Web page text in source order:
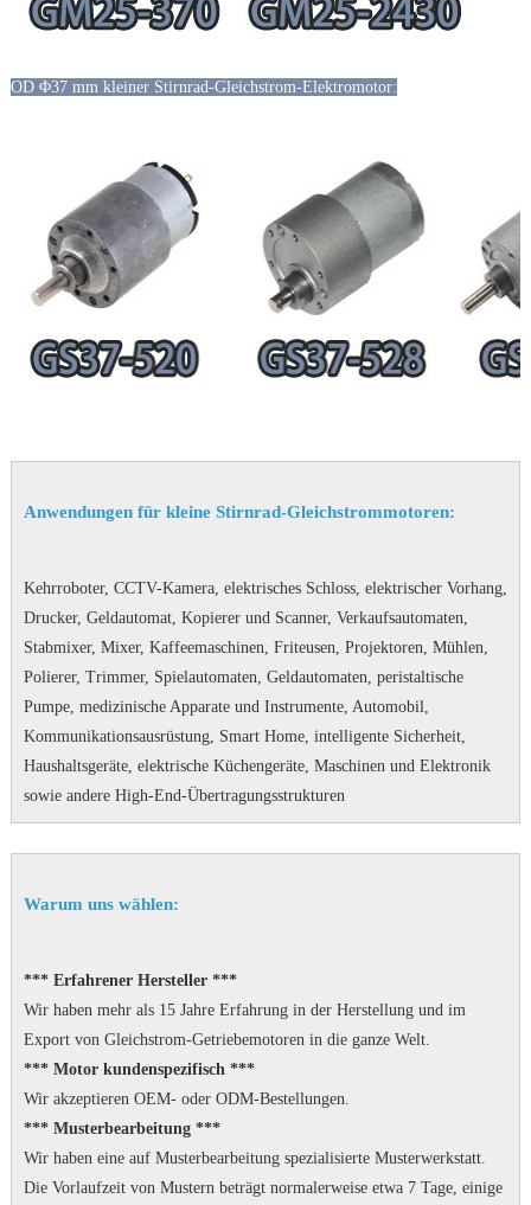
OD Φ37 mm kleiner Stirnrad-Gleichstrom-Elektromotor:
Anwendungen für kleine Stirnrad-Gleichstrommotoren:
Kehrroboter, CCTV-Kamera, elektrisches Schloss, elektrischer Vorhang,
Drucker, Geldautomat, Kopierer und Scanner, Verkaufsautomaten,
Stabmixer, Mixer, Kaffeemaschinen, Friteusen, Projektoren, Mühlen,
Polierer, Trimmer, Spielautomaten, Geldautomaten, peristaltische
Pumpe, medizinische Apparate und Instrumente, Automobil,
Kommunikationsausrüstung, Smart Home, intelligente Sicherheit,
Haushaltsgeräte, elektrische Küchengeräte, Maschinen und Elektronik
sowie andere High-End-Übertragungsstrukturen
Warum uns wählen:
*** Erfahrener Hersteller ***
Wir haben mehr als 15 Jahre Erfahrung in der Herstellung und im
Export von Gleichstrom-Getriebemotoren in die ganze Welt.
*** Motor kundenspezifisch ***
Wir akzeptieren OEM- oder ODM-Bestellungen.
*** Musterbearbeitung ***
Wir haben eine auf Musterbearbeitung spezialisierte Musterwerkstatt.
Die Vorlaufzeit von Mustern beträgt normalerweise etwa 7 Tage, einige